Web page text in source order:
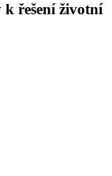
k řešení životní